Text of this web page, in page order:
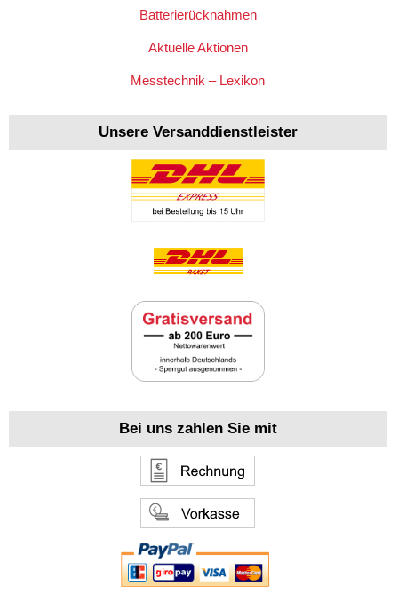
Batterierücknahmen
Aktuelle Aktionen
Messtechnik – Lexikon
Unsere Versanddienstleister
Bei uns zahlen Sie mit